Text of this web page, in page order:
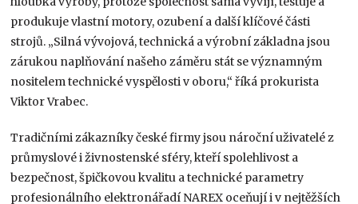
produkuje vlastní motory, ozubení a další klíčové části
strojů. „Silná vývojová, technická a výrobní základna jsou
zárukou naplňování našeho záměru stát se významným
nositelem technické vyspělosti v oboru,“ říká prokurista
Viktor Vrabec.
Tradičními zákazníky české firmy jsou nároční uživatelé z
průmyslové i živnostenské sféry, kteří spolehlivost a
bezpečnost, špičkovou kvalitu a technické parametry
profesionálního elektronářadí NAREX oceňují i v nejtěžších